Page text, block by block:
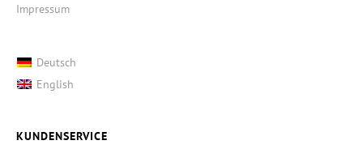
Impressum
Deutsch
English
KUNDENSERVICE